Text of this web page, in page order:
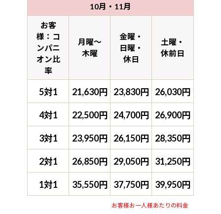
10月・11月
お客
様：コ
ンパニ
オン比
率
月曜～
木曜
金曜・
日曜・
休日
土曜・
休前日
5対1 21,630円 23,830円 26,030円
4対1 22,500円 24,700円 26,900円
3対1 23,950円 26,150円 28,350円
2対1 26,850円 29,050円 31,250円
1対1 35,550円 37,750円 39,950円
お客様お一人様あたりの料金